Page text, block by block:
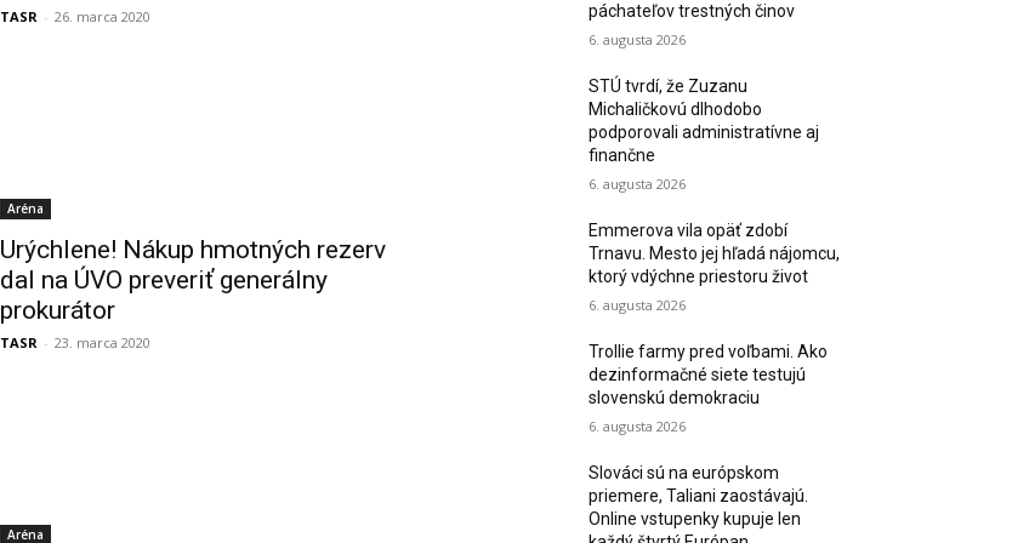
TASR - 26. marca 2020
Aréna
Urýchlene! Nákup hmotných rezerv
dal na ÚVO preveriť generálny
prokurátor
TASR - 23. marca 2020
Aréna
páchateľov trestných činov
6. augusta 2026
STÚ tvrdí, že Zuzanu
Michaličkovú dlhodobo
podporovali administratívne aj
finančne
6. augusta 2026
Emmerova vila opäť zdobí
Trnavu. Mesto jej hľadá nájomcu,
ktorý vdýchne priestoru život
6. augusta 2026
Trollie farmy pred voľbami. Ako
dezinformačné siete testujú
slovenskú demokraciu
6. augusta 2026
Slováci sú na európskom
priemere, Taliani zaostávajú.
Online vstupenky kupuje len